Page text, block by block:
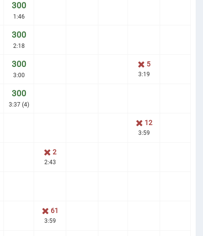
300
1:46
300
2:18
300
3:00
5
3:19
300
3:37 (4)
12
3:59
2
2:43
61
3:59